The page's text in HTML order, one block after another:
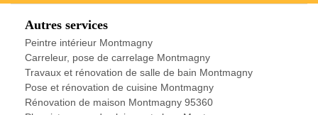
Autres services
Peintre intérieur Montmagny
Carreleur, pose de carrelage Montmagny
Travaux et rénovation de salle de bain Montmagny
Pose et rénovation de cuisine Montmagny
Rénovation de maison Montmagny 95360